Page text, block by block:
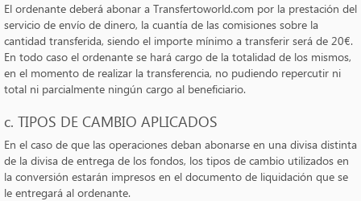
El ordenante deberá abonar a Transfertoworld.com por la prestación del
servicio de envío de dinero, la cuantía de las comisiones sobre la
cantidad transferida, siendo el importe mínimo a transferir será de 20€.
En todo caso el ordenante se hará cargo de la totalidad de los mismos,
en el momento de realizar la transferencia, no pudiendo repercutir ni
total ni parcialmente ningún cargo al beneficiario.
c. TIPOS DE CAMBIO APLICADOS
En el caso de que las operaciones deban abonarse en una divisa distinta
de la divisa de entrega de los fondos, los tipos de cambio utilizados en
la conversión estarán impresos en el documento de liquidación que se
le entregará al ordenante.